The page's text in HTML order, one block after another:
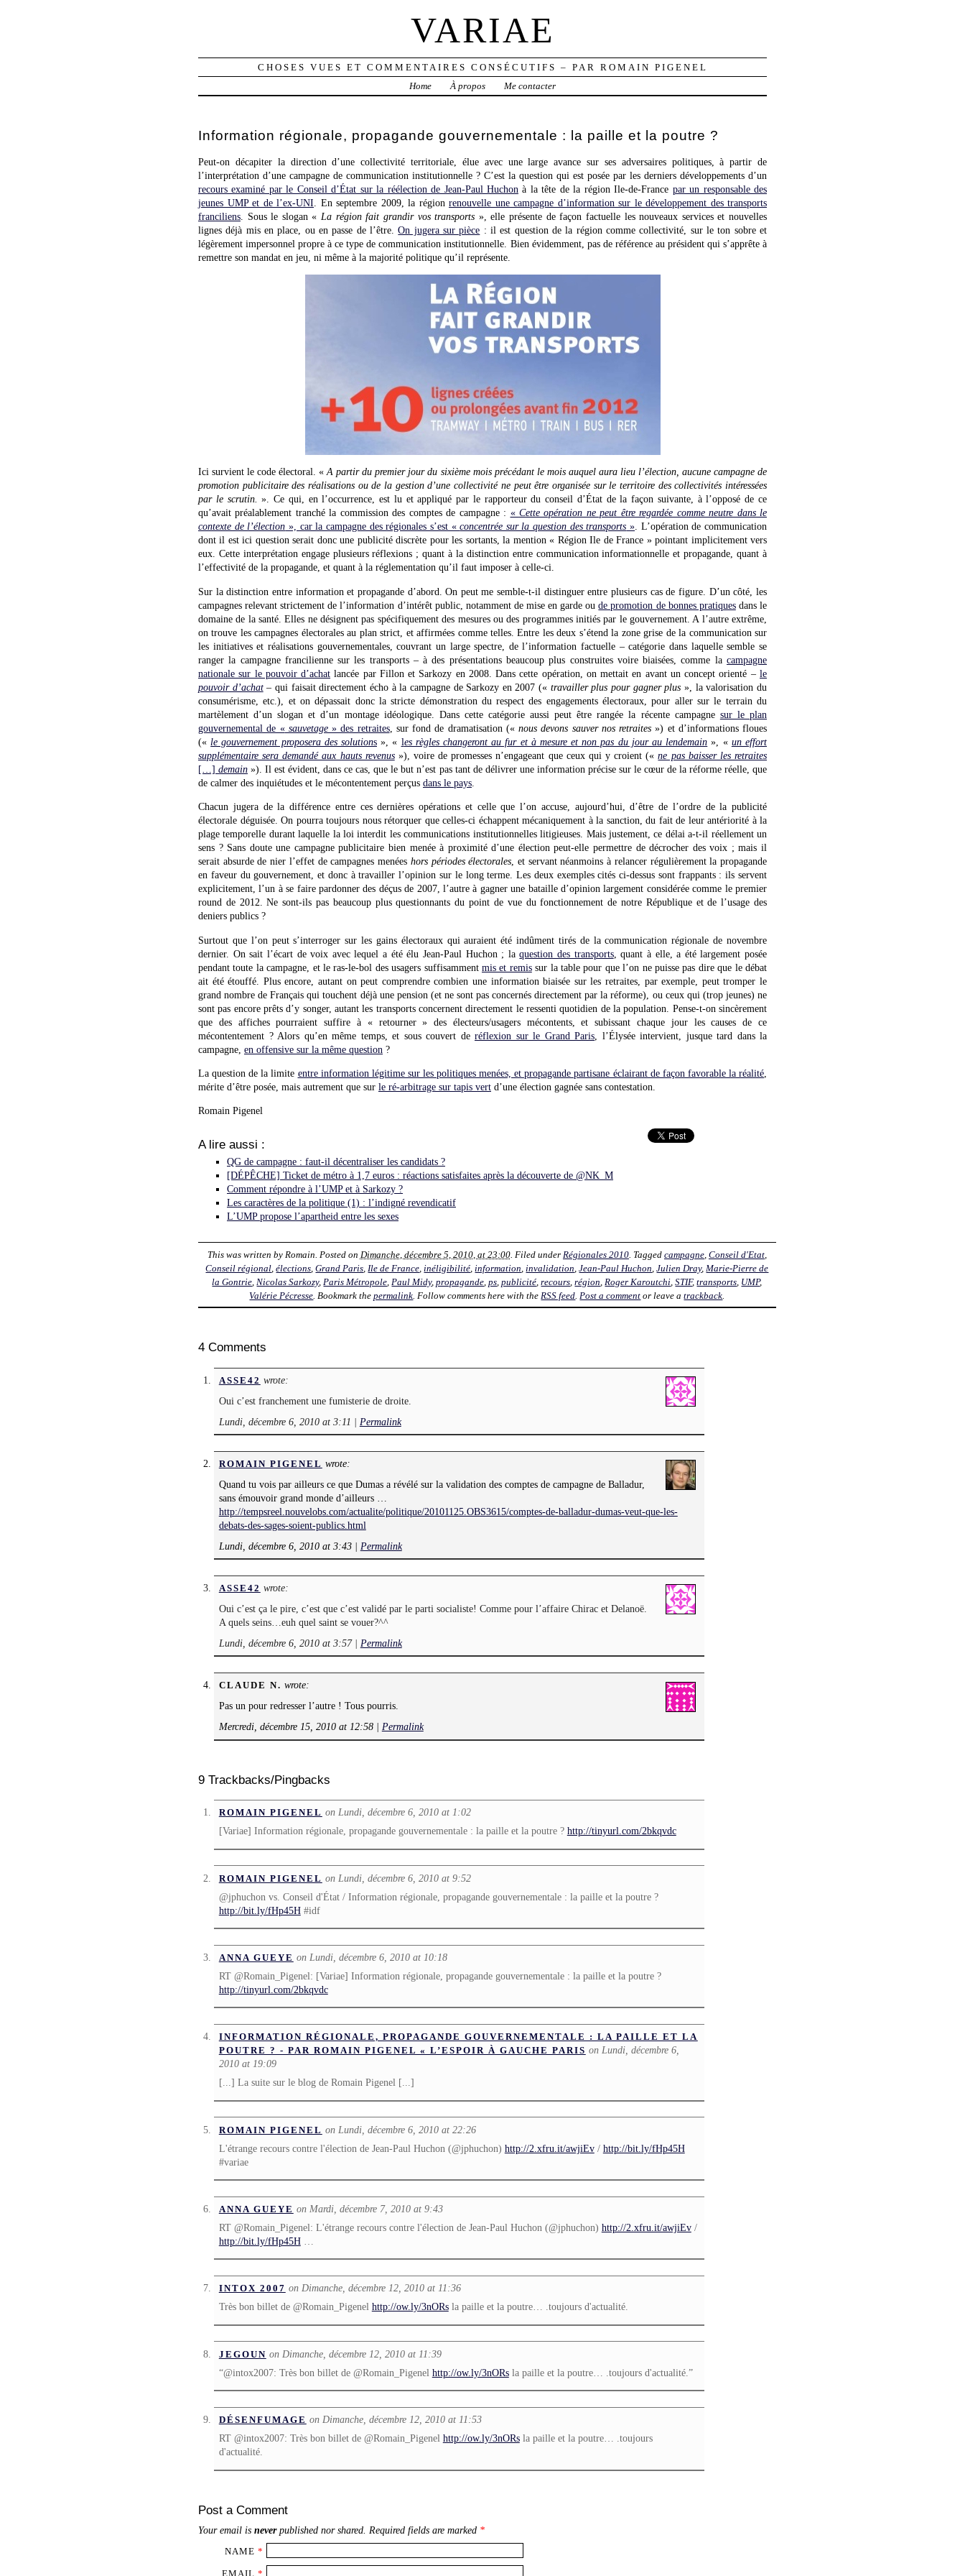
VARIAE
CHOSES VUES ET COMMENTAIRES CONSÉCUTIFS – PAR ROMAIN PIGENEL
Home
À propos Me contacter
Information régionale, propagande gouvernementale : la paille et la poutre ?
Peut-on décapiter la direction d’une collectivité territoriale, élue avec une large avance sur ses adversaires politiques, à partir de
l’interprétation d’une campagne de communication institutionnelle ? C’est la question qui est posée par les derniers développements d’un
recours examiné par le Conseil d’État sur la réélection de Jean-Paul Huchon à la tête de la région Ile-de-France par un responsable des
jeunes UMP et de l’ex-UNI . En septembre 2009, la région renouvelle une campagne d’information sur le développement des transports
franciliens . Sous le slogan « La région fait grandir vos transports », elle présente de façon factuelle les nouveaux services et nouvelles
lignes déjà mis en place, ou en passe de l’être.On jugera sur pièce : il est question de la région comme collectivité, sur le ton sobre et
légèrement impersonnel propre à ce type de communication institutionnelle. Bien évidemment, pas de référence au président qui s’apprête à
remettre son mandat en jeu, ni même à la majorité politique qu’il représente.
Ici survient le code électoral. «A partir du premier jour du sixième mois précédant le mois auquel aura lieu l’élection, aucune campagne de
promotion publicitaire des réalisations ou de la gestion d’une collectivité ne peut être organisée sur le territoire des collectivités intéressées
par le scrutin. ». Ce qui, en l’occurrence, est lu et appliqué par le rapporteur du conseil d’État de la façon suivante, à l’opposé de ce
qu’avait préalablement tranché la commission des comptes de campagne : « Cette opération ne peut être regardée comme neutre dans le
contexte de l’élection », car la campagne des régionales s’est «concentrée sur la question des transports ». L’opération de communication
dont il est ici question serait donc une publicité discrète pour les sortants, la mention « Région Ile de France » pointant implicitement vers
eux. Cette interprétation engage plusieurs réflexions ; quant à la distinction entre communication informationnelle et propagande, quant à
l’effectivité de la propagande, et quant à la réglementation qu’il faut imposer à celle-ci.
Sur la distinction entre information et propagande d’abord. On peut me semble-t-il distinguer entre plusieurs cas de figure. D’un côté, les
campagnes relevant strictement de l’information d’intérêt public, notamment de mise en garde oude promotion de bonnes pratiquesdans le
domaine de la santé. Elles ne désignent pas spécifiquement des mesures ou des programmes initiés par le gouvernement. A l’autre extrême,
on trouve les campagnes électorales au plan strict, et affirmées comme telles. Entre les deux s’étend la zone grise de la communication sur
les initiatives et réalisations gouvernementales, couvrant un large spectre, de l’information factuelle – catégorie dans laquelle semble se
ranger la campagne francilienne sur les transports – à des présentations beaucoup plus construites voire biaisées, comme la campagne
nationale sur le pouvoir d’achat lancée par Fillon et Sarkozy en 2008. Dans cette opération, on mettait en avant un concept orienté –le
pouvoir d’achat– qui faisait directement écho à la campagne de Sarkozy en 2007 (« travailler plus pour gagner plus », la valorisation du
consumérisme, etc.), et on dépassait donc la stricte démonstration du respect des engagements électoraux, pour aller sur le terrain du
martèlement d’un slogan et d’un montage idéologique. Dans cette catégorie aussi peut être rangée la récente campagne sur le plan
gouvernemental de «sauvetage » des retraites, sur fond de dramatisation (« nous devons sauver nos retraites ») et d’informations floues
(« le gouvernement proposera des solutions», « les règles changeront au fur et à mesure et non pas du jour au lendemain », « un effort
supplémentaire sera demandé aux hauts revenus»), voire de promesses n’engageant que ceux qui y croient («ne pas baisser les retraites
[…]demain »). Il est évident, dans ce cas, que le but n’est pas tant de délivrer une information précise sur le cœur de la réforme réelle, que
de calmer des inquiétudes et le mécontentement perçus dans le pays
Chacun jugera de la différence entre ces dernières opérations et celle que l’on accuse, aujourd’hui, d’être de l’ordre de la publicité
électorale déguisée. On pourra toujours nous rétorquer que celles-ci échappent mécaniquement à la sanction, du fait de leur antériorité à la
plage temporelle durant laquelle la loi interdit les communications institutionnelles litigieuses. Mais justement, ce délai a-t-il réellement un
sens ? Sans doute une campagne publicitaire bien menée à proximité d’une élection peut-elle permettre de décrocher des voix ; mais il
serait absurde de nier l’effet de campagnes menées hors périodes électorales, et servant néanmoins à relancer régulièrement la propagande
en faveur du gouvernement, et donc à travailler l’opinion sur le long terme. Les deux exemples cités ci-dessus sont frappants : ils servent
explicitement, l’un à se faire pardonner des déçus de 2007, l’autre à gagner une bataille d’opinion largement considérée comme le premier
round de 2012. Ne sont-ils pas beaucoup plus questionnants du point de vue du fonctionnement de notre République et de l’usage des
deniers publics ?
Surtout que l’on peut s’interroger sur les gains électoraux qui auraient été indûment tirés de la communication régionale de novembre
dernier. On sait l’écart de voix avec lequel a été élu Jean-Paul Huchon ; laquestion des transports, quant à elle, a été largement posée
pendant toute la campagne, et le ras-le-bol des usagers suffisamment mis et remissur la table pour que l’on ne puisse pas dire que le débat
ait été étouffé. Plus encore, autant on peut comprendre combien une information biaisée sur les retraites, par exemple, peut tromper le
grand nombre de Français qui touchent déjà une pension (et ne sont pas concernés directement par la réforme), ou ceux qui (trop jeunes) ne
sont pas encore prêts d’y songer, autant les transports concernent directement le ressenti quotidien de la population. Pense-t-on sincèrement
que des affiches pourraient suffire à « retourner » des électeurs/usagers mécontents, et subissant chaque jour les causes de ce
mécontentement ? Alors qu’en même temps, et sous couvert de réflexion sur le Grand Paris , l’Élysée intervient, jusque tard dans la
campagne, en offensive sur la même question ?
La question de la limite entre information légitime sur les politiques menées, et propagande partisane éclairant de façon favorable la réalité
mérite d’être posée, mais autrement que sur le ré-arbitrage sur tapis vert d’une élection gagnée sans contestation.
Romain Pigenel
A lire aussi :
QG de campagne : faut-il décentraliser les candidats ?
[DÉPÊCHE] Ticket de métro à 1,7 euros : réactions satisfaites après la découverte de @NK_M
Comment répondre à l’UMP et à Sarkozy ?
Les caractères de la politique (1) : l’indigné revendicatif
L’UMP propose l’apartheid entre les sexes
This was written by Romain . Posted on Dimanche, décembre 5, 2010, at 23:00. Filed under Régionales 2010. Tagged campagne, Conseil d'Etat,
Conseil régional ,élections ,Grand Paris Ile de France inéligibilité information invalidation ,Jean-Paul Huchon ,Julien Dray, Marie-Pierre de
la Gontrie Nicolas Sarkozy, Paris Métropole Paul Midy,propagande ,ps ,publicité ,recours ,région Roger Karoutchi ,STIF,transports UMP,
Valérie Pécresse . Bookmark thepermalink . Follow comments here with the RSS feed Post a comment or leave atrackback
4 Comments
ASSE42 wrote:
Oui c’est franchement une fumisterie de droite.
Lundi, décembre 6, 2010 at 3:11 | Permalink
ROMAIN PIGENEL wrote:
Quand tu vois par ailleurs ce que Dumas a révélé sur la validation des comptes de campagne de Balladur,
sans émouvoir grand monde d’ailleurs …
http://tempsreel.nouvelobs.com/actualite/politique/20101125.OBS3615/comptes-de-balladur-dumas-veut-que-les-
debats-des-sages-soient-publics.html
Lundi, décembre 6, 2010 at 3:43 | Permalink
ASSE42 wrote:
Oui c’est ça le pire, c’est que c’est validé par le parti socialiste! Comme pour l’affaire Chirac et Delanoë.
A quels seins…euh quel saint se vouer?^^
Lundi, décembre 6, 2010 at 3:57 | Permalink
CLAUDE N. wrote:
Pas un pour redresser l’autre ! Tous pourris.
Mercredi, décembre 15, 2010 at 12:58 | Permalink
9 Trackbacks/Pingbacks
ROMAIN PIGENEL on Lundi, décembre 6, 2010 at 1:02
[Variae] Information régionale, propagande gouvernementale : la paille et la poutre ? http://tinyurl.com/2bkqvdc
ROMAIN PIGENEL on Lundi, décembre 6, 2010 at 9:52
@jphuchon vs. Conseil d'État / Information régionale, propagande gouvernementale : la paille et la poutre ?
http://bit.ly/fHp45H#idf
ANNA GUEYE on Lundi, décembre 6, 2010 at 10:18
RT @Romain_Pigenel: [Variae] Information régionale, propagande gouvernementale : la paille et la poutre ?
http://tinyurl.com/2bkqvdc
INFORMATION RÉGIONALE, PROPAGANDE GOUVERNEMENTALE : LA PAILLE ET LA
POUTRE ? - PAR ROMAIN PIGENEL « L’ESPOIR À GAUCHE PARIS on Lundi, décembre 6,
2010 at 19:09
[...] La suite sur le blog de Romain Pigenel [...]
ROMAIN PIGENEL on Lundi, décembre 6, 2010 at 22:26
L'étrange recours contre l'élection de Jean-Paul Huchon (@jphuchon) http://2.xfru.it/awjiEv/ http://bit.ly/fHp45H
#variae
ANNA GUEYE on Mardi, décembre 7, 2010 at 9:43
RT @Romain_Pigenel: L'étrange recours contre l'élection de Jean-Paul Huchon (@jphuchon) http://2.xfru.it/awjiEv/
http://bit.ly/fHp45H…
INTOX 2007 on Dimanche, décembre 12, 2010 at 11:36
Très bon billet de @Romain_Pigenel http://ow.ly/3nORsla paille et la poutre… .toujours d'actualité.
JEGOUN on Dimanche, décembre 12, 2010 at 11:39
“@intox2007: Très bon billet de @Romain_Pigenel http://ow.ly/3nORsla paille et la poutre… .toujours d'actualité.”
DÉSENFUMAGE on Dimanche, décembre 12, 2010 at 11:53
RT @intox2007: Très bon billet de @Romain_Pigenel http://ow.ly/3nORsla paille et la poutre… .toujours
d'actualité.
Post a Comment
Your email is neverpublished nor shared. Required fields are marked *
NAME *
EMAIL *